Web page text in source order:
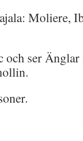
Moliere,
ser Änglar